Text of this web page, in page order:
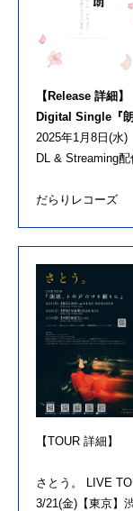
【Release 詳細】
Digital Single『朗
2025年1月8日(水)
DL & Streaming配
だらりレコーズ
【TOUR 詳細】
さとう。 LIVE
3/21(金)【東京】